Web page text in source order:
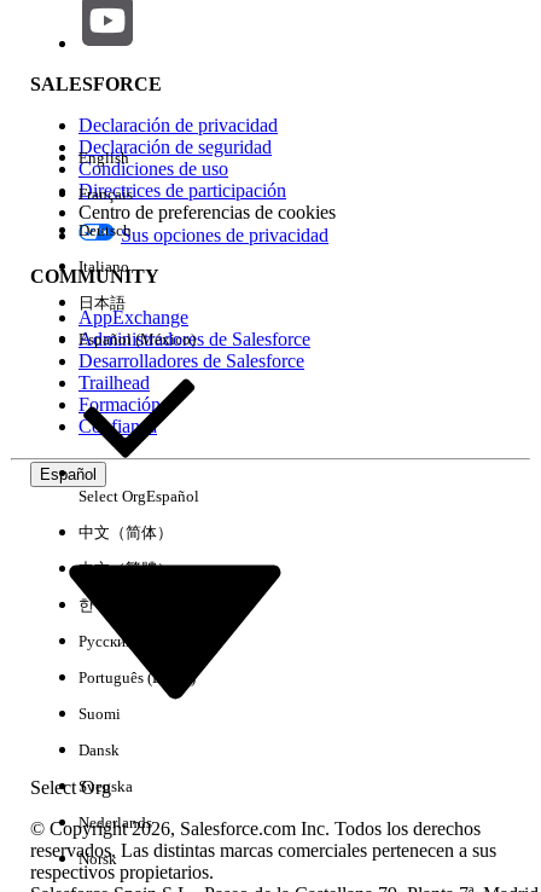
Repercusión de función
Edición
Experiencia
No hay resultados
SALESFORCE
Declaración de privacidad
Declaración de seguridad
Condiciones de uso
Directrices de participación
Centro de preferencias de cookies
Sus opciones de privacidad
COMMUNITY
AppExchange
Administradores de Salesforce
Desarrolladores de Salesforce
Trailhead
Formación
Confianza
Español
Select Org
English
Français
Deutsch
Italiano
日本語
Español (México)
Select OrgEspañol
中文（简体）
中文（繁體）
한국어
Русский
Português (Brasil)
Suomi
Dansk
Svenska
Nederlands
Norsk
© Copyright 2026, Salesforce.com Inc. Todos los derechos
reservados. Las distintas marcas comerciales pertenecen a sus
respectivos propietarios.